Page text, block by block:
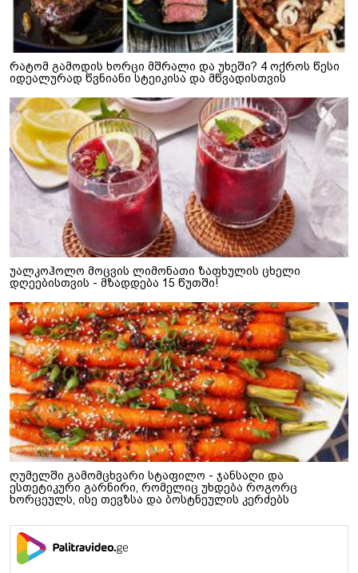
რატომ გამოდის ხორცი მშრალი და უხეში? 4 ოქროს წესი
იდეალურად წვნიანი სტეიკისა და მწვადისთვის
უალკოჰოლო მოცვის ლიმონათი ზაფხულის ცხელი
დღეებისთვის - მზადდება 15 წუთში!
ღუმელში გამომცხვარი სტაფილო - ჯანსაღი და
ესთეტიკური გარნირი, რომელიც უხდება როგორც
ხორცეულს, ისე თევზსა და ბოსტნეულის კერძებს